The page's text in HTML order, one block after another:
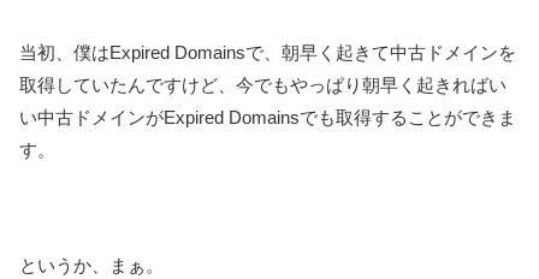
当初、僕はExpired Domainsで、朝早く起きて中古ドメインを
取得していたんですけど、今でもやっぱり朝早く起きればい
い中古ドメインがExpired Domainsでも取得することができま
す。
というか、まぁ。